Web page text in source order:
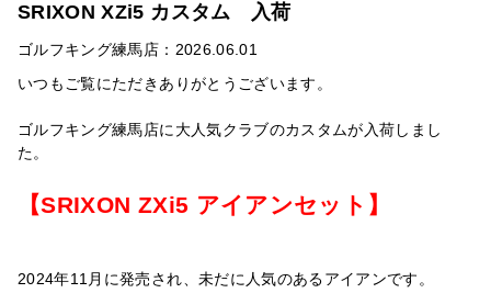
SRIXON XZi5 カスタム 入荷
ゴルフキング練馬店：2026.06.01
いつもご覧にただきありがとうございます。
ゴルフキング練馬店に大人気クラブのカスタムが入荷しまし
た。
【SRIXON ZXi5 アイアンセット】
2024年11月に発売され、未だに人気のあるアイアンです。